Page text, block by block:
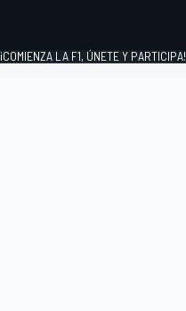
¡COMIENZA LA F1, ÚNETE Y PARTICIPA!